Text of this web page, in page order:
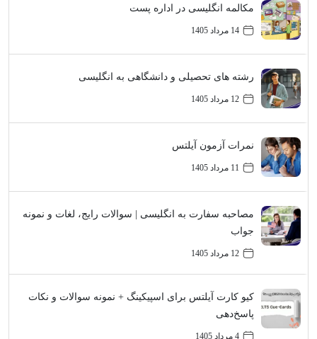
مکالمه انگلیسی در اداره پست
14 مرداد 1405
رشته های تحصیلی و دانشگاهی به انگلیسی
12 مرداد 1405
نمرات آزمون آیلتس
11 مرداد 1405
مصاحبه سفارت به انگلیسی | سوالات رایج، لغات و نمونه
جواب
12 مرداد 1405
کیو کارت آیلتس برای اسپیکینگ + نمونه سوالات و نکات
پاسخ‌دهی
4 مرداد 1405